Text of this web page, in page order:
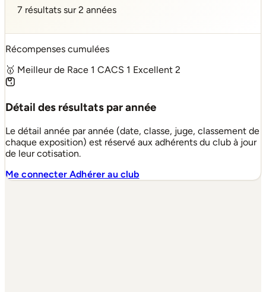
7 résultats sur 2 années
Récompenses cumulées
🥇 Meilleur de Race 1 CACS 1 Excellent 2
Détail des résultats par année
Le détail année par année (date, classe, juge, classement de
chaque exposition) est réservé aux adhérents du club à jour
de leur cotisation.
Me connecterAdhérer au club